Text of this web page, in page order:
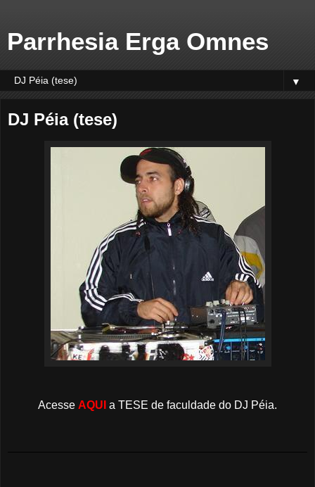
Parrhesia Erga Omnes
▼
DJ Péia (tese)
Acesse AQUI a TESE de faculdade do DJ Péia.